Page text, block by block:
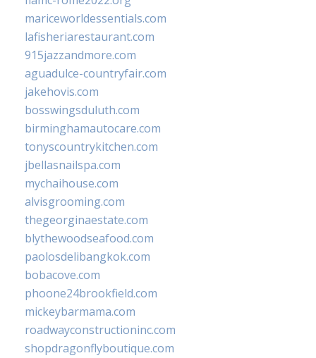
mariceworldessentials.com
lafisheriarestaurant.com
915jazzandmore.com
aguadulce-countryfair.com
jakehovis.com
bosswingsduluth.com
birminghamautocare.com
tonyscountrykitchen.com
jbellasnailspa.com
mychaihouse.com
alvisgrooming.com
thegeorginaestate.com
blythewoodseafood.com
paolosdelibangkok.com
bobacove.com
phoone24brookfield.com
mickeybarmama.com
roadwayconstructioninc.com
shopdragonflyboutique.com